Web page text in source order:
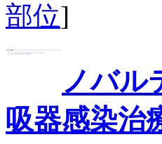
部位]
ノバル
吸器感染治